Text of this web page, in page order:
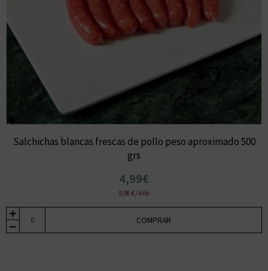
Salchichas blancas frescas de pollo peso aproximado 500
grs
4,99€
9,98 € / kilo
COMPRAR